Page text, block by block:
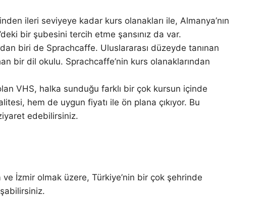
ileri seviyeye kadar kurs olanakları ile, Almanya’nın
bir şubesini tercih etme şansınız da var.
biri de Sprachcaffe. Uluslararası düzeyde tanınan
bir dil okulu. Sprachcaffe’nin kurs olanaklarından
VHS, halka sunduğu farklı bir çok kursun içinde
hem de uygun fiyatı ile ön plana çıkıyor. Bu
edebilirsiniz.
İzmir olmak üzere, Türkiye’nin bir çok şehrinde